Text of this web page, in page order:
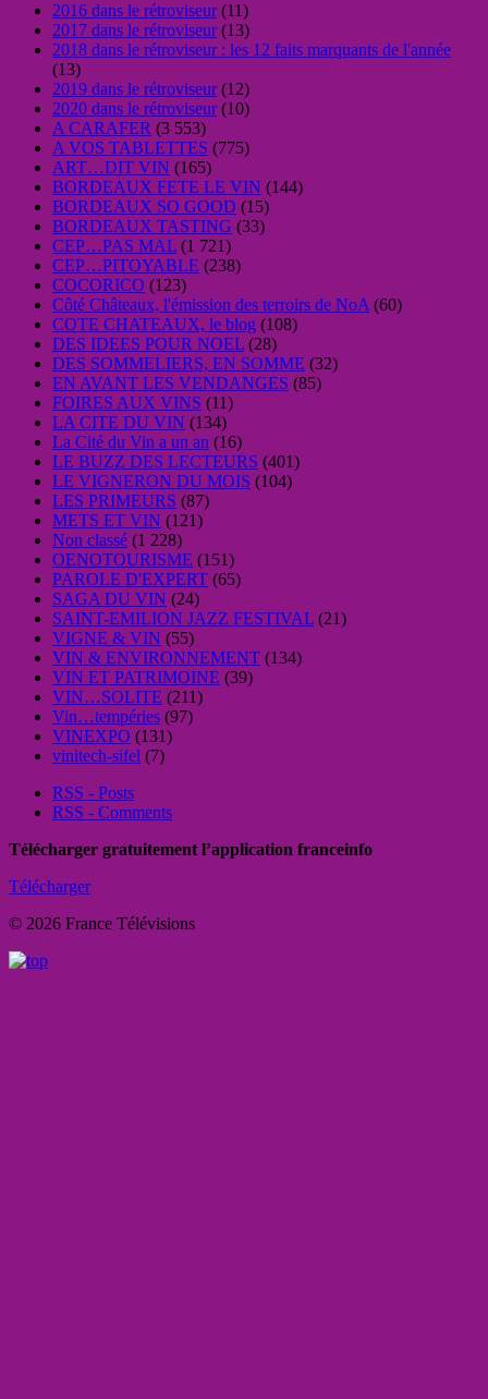
2016 dans le rétroviseur(11)
2017 dans le rétroviseur(13)
2018 dans le rétroviseur : les 12 faits marquants de l'année
(13)
2019 dans le rétroviseur(12)
2020 dans le rétroviseur(10)
A CARAFER (3 553)
A VOS TABLETTES (775)
ART…DIT VIN (165)
BORDEAUX FETE LE VIN (144)
BORDEAUX SO GOOD (15)
BORDEAUX TASTING (33)
CEP…PAS MAL (1 721)
CEP…PITOYABLE (238)
COCORICO (123)
Côté Châteaux, l'émission des terroirs de NoA (60)
COTE CHATEAUX, le blog (108)
DES IDEES POUR NOEL (28)
DES SOMMELIERS, EN SOMME (32)
EN AVANT LES VENDANGES (85)
FOIRES AUX VINS (11)
LA CITE DU VIN (134)
La Cité du Vin a un an (16)
LE BUZZ DES LECTEURS (401)
LE VIGNERON DU MOIS (104)
LES PRIMEURS (87)
METS ET VIN (121)
Non classé (1 228)
OENOTOURISME (151)
PAROLE D'EXPERT (65)
SAGA DU VIN (24)
SAINT-EMILION JAZZ FESTIVAL (21)
VIGNE & VIN (55)
VIN & ENVIRONNEMENT (134)
VIN ET PATRIMOINE (39)
VIN…SOLITE (211)
Vin…tempéries (97)
VINEXPO (131)
vinitech-sifel (7)
RSS - Posts
RSS - Comments
Télécharger gratuitement l’application franceinfo
Télécharger
© 2026 France Télévisions